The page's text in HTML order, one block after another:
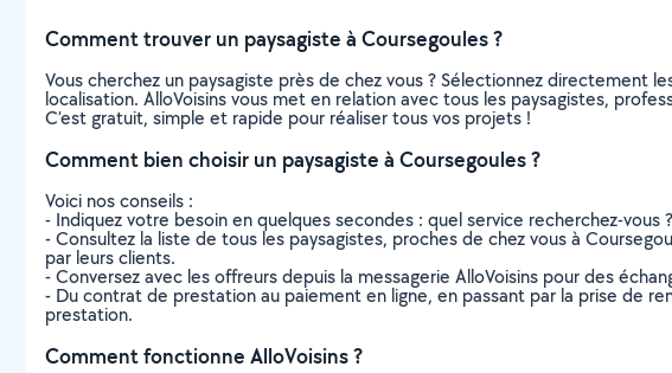
Comment trouver un paysagiste à Coursegoules ?
Vous cherchez un paysagiste près de chez vous ? Sélectionnez
localisation. AlloVoisins vous met en relation avec tous les paysagistes,
C’est gratuit, simple et rapide pour réaliser tous vos projets !
Comment bien choisir un paysagiste à Coursegoules ?
Voici nos conseils :
- Indiquez votre besoin en quelques secondes : quel service recherchez-
- Consultez la liste de tous les paysagistes, proches de chez vous à
par leurs clients.
- Conversez avec les offreurs depuis la messagerie AlloVoisins pour des
- Du contrat de prestation au paiement en ligne, en passant par la prise de
prestation.
Comment fonctionne AlloVoisins ?